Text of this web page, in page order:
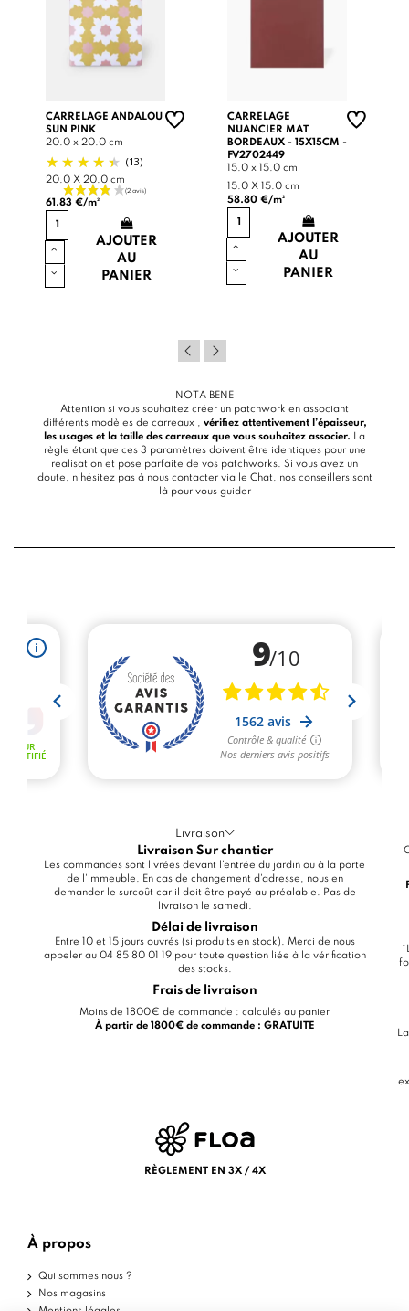
CARRELAGE ANDALOU
SUN PINK
20.0 x 20.0 cm
(13)
20.0 X 20.0 cm
61.83 €/m²
AJOUTER
AU
PANIER
CARRELAGE
NUANCIER MAT
BORDEAUX - 15X15CM -
FV2702449
15.0 x 15.0 cm
15.0 X 15.0 cm
58.80 €/m²
AJOUTER
AU
PANIER
NOTA BENE
Attention si vous souhaitez créer un patchwork en associant
différents modèles de carreaux , vérifiez attentivement l’épaisseur,
les usages et la taille des carreaux que vous souhaitez associer. La
règle étant que ces 3 paramètres doivent être identiques pour une
réalisation et pose parfaite de vos patchworks. Si vous avez un
doute, n’hésitez pas à nous contacter via le Chat, nos conseillers sont
là pour vous guider
Livraison
Livraison Sur chantier
Les commandes sont livrées devant l'entrée du jardin ou à la porte
de l'immeuble. En cas de changement d'adresse, nous en
demander le surcoût car il doit être payé au préalable. Pas de
livraison le samedi.
Délai de livraison
Entre 10 et 15 jours ouvrés (si produits en stock). Merci de nous
appeler au 04 85 80 01 19 pour toute question liée à la vérification
des stocks.
Frais de livraison
Moins de 1800€ de commande : calculés au panier
À partir de 1800€ de commande : GRATUITE
RÈGLEMENT EN 3X / 4X
À propos
Qui sommes nous ?
Nos magasins